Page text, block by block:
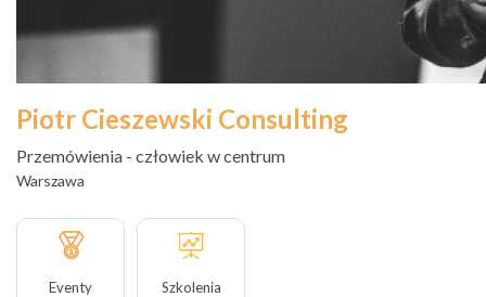
Piotr Cieszewski Consulting
Przemówienia - człowiek w centrum
Warszawa
Eventy Szkolenia